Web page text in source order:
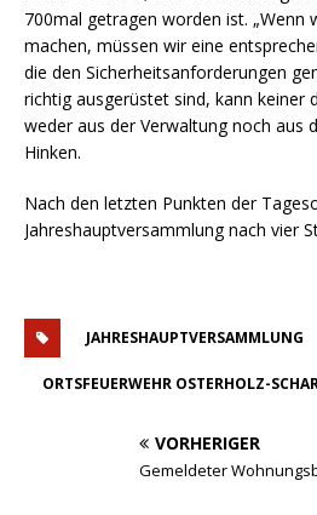
700mal getragen worden ist. „Wenn
machen, müssen wir eine
die den Sicherheitsanforderungen
richtig ausgerüstet sind, kann keiner
weder aus der Verwaltung noch aus
Hinken.
Nach den letzten Punkten der
Jahreshauptversammlung nach vier
JAHRESHAUPTVERSAMMLUNG
ORTSFEUERWEHR OSTERHOLZ-
VORHERIGER
Gemeldeter